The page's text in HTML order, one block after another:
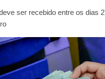
ser recebido entre os dias